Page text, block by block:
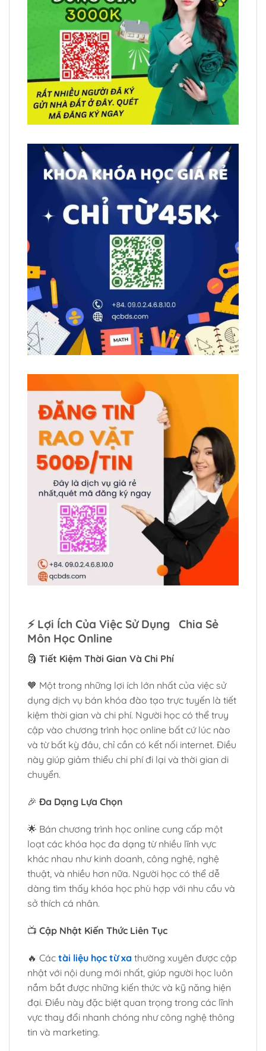
⚡ Lợi Ích Của Việc Sử Dụng Chia Sẻ
Môn Học Online
🗿 Tiết Kiệm Thời Gian Và Chi Phí
🧡 Một trong những lợi ích lớn nhất của việc sử
dụng dịch vụ bán khóa đào tạo trực tuyến là tiết
kiệm thời gian và chi phí. Người học có thể truy
cập vào chương trình học online bất cứ lúc nào
và từ bất kỳ đâu, chỉ cần có kết nối internet. Điều
này giúp giảm thiểu chi phí đi lại và thời gian di
chuyển.
🎉 Đa Dạng Lựa Chọn
🌟 Bán chương trình học online cung cấp một
loạt các khóa học đa dạng từ nhiều lĩnh vực
khác nhau như kinh doanh, công nghệ, nghệ
thuật, và nhiều hơn nữa. Người học có thể dễ
dàng tìm thấy khóa học phù hợp với nhu cầu và
sở thích cá nhân.
📺 Cập Nhật Kiến Thức Liên Tục
🔥 Các tài liệu học từ xa thường xuyên được cập
nhật với nội dung mới nhất, giúp người học luôn
nắm bắt được những kiến thức và kỹ năng hiện
đại. Điều này đặc biệt quan trọng trong các lĩnh
vực thay đổi nhanh chóng như công nghệ thông
tin và marketing.